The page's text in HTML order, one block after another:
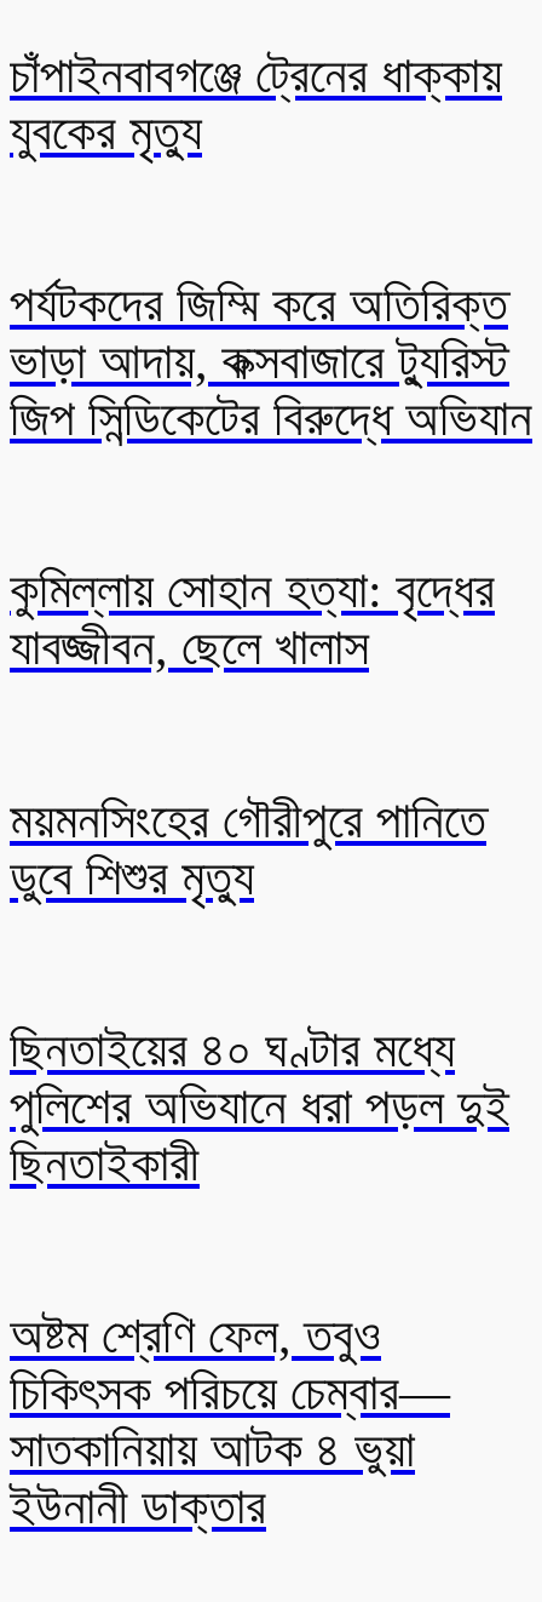
চাঁপাইনবাবগঞ্জে ট্রেনের ধাক্কায়
যুবকের মৃত্যু
পর্যটকদের জিম্মি করে অতিরিক্ত
ভাড়া আদায়, কক্সবাজারে ট্যুরিস্ট
জিপ সিন্ডিকেটের বিরুদ্ধে অভিযান
কুমিল্লায় সোহান হত্যা: বৃদ্ধের
যাবজ্জীবন, ছেলে খালাস
ময়মনসিংহের গৌরীপুরে পানিতে
ডুবে শিশুর মৃত্যু
ছিনতাইয়ের ৪০ ঘণ্টার মধ্যে
পুলিশের অভিযানে ধরা পড়ল দুই
ছিনতাইকারী
অষ্টম শ্রেণি ফেল, তবুও
চিকিৎসক পরিচয়ে চেম্বার—
সাতকানিয়ায় আটক ৪ ভুয়া
ইউনানী ডাক্তার